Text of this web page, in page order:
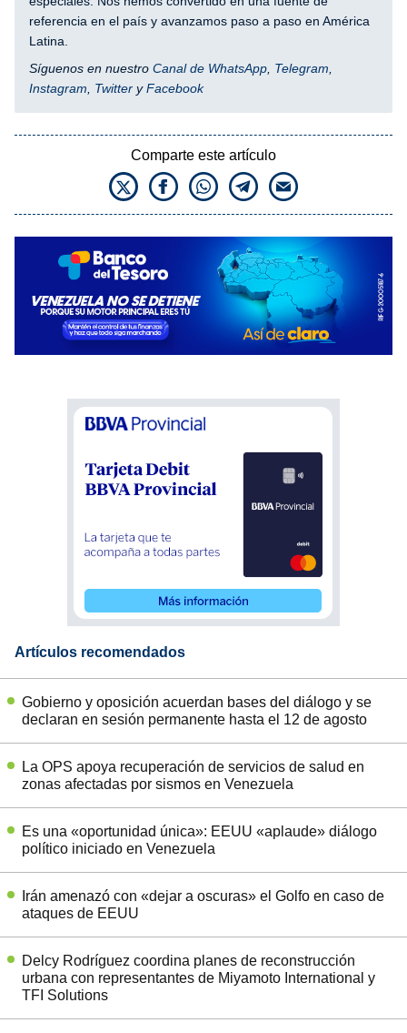
referencia en el país y avanzamos paso a paso en América
Latina.
Síguenos en nuestro Canal de WhatsApp Telegram
Instagram
Twitter yFacebook
Comparte este artículo
Artículos recomendados
Gobierno y oposición acuerdan bases del diálogo y se
declaran en sesión permanente hasta el 12 de agosto
La OPS apoya recuperación de servicios de salud en
zonas afectadas por sismos en Venezuela
Es una «oportunidad única»: EEUU «aplaude» diálogo
político iniciado en Venezuela
Irán amenazó con «dejar a oscuras» el Golfo en caso de
ataques de EEUU
Delcy Rodríguez coordina planes de reconstrucción
urbana con representantes de Miyamoto International y
TFI Solutions